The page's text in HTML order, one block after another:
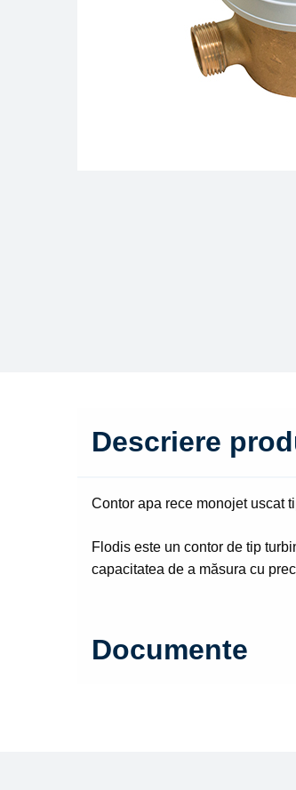
Descriere
Contor apa rece monojet uscat
Flodis este un contor de tip
capacitatea de a măsura cu
Documente